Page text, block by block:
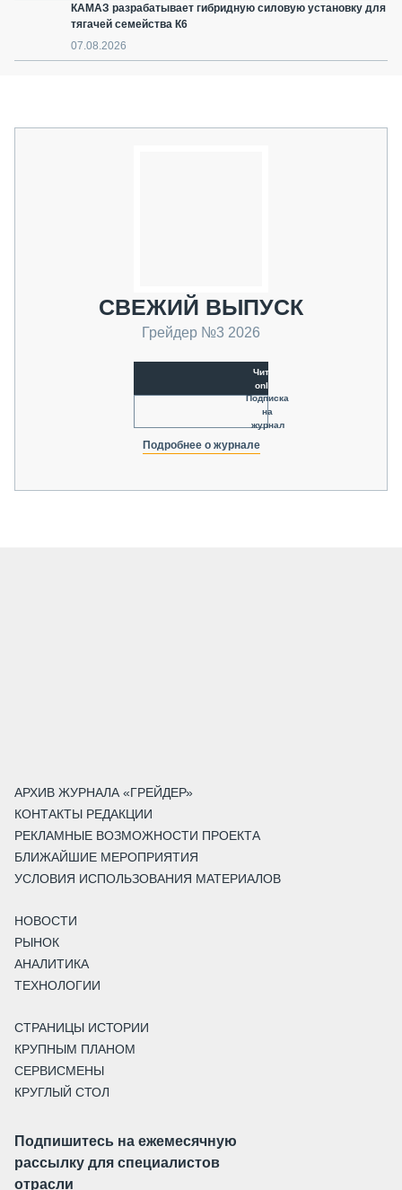
КАМАЗ разрабатывает гибридную силовую установку для
тягачей семейства К6
07.08.2026
СВЕЖИЙ ВЫПУСК
Грейдер №3 2026
Читать
online
Подписка
на
журнал
Подробнее о журнале
АРХИВ ЖУРНАЛА «ГРЕЙДЕР»
КОНТАКТЫ РЕДАКЦИИ
РЕКЛАМНЫЕ ВОЗМОЖНОСТИ ПРОЕКТА
БЛИЖАЙШИЕ МЕРОПРИЯТИЯ
УСЛОВИЯ ИСПОЛЬЗОВАНИЯ МАТЕРИАЛОВ
НОВОСТИ
РЫНОК
АНАЛИТИКА
ТЕХНОЛОГИИ
СТРАНИЦЫ ИСТОРИИ
КРУПНЫМ ПЛАНОМ
СЕРВИСМЕНЫ
КРУГЛЫЙ СТОЛ
Подпишитесь на ежемесячную
рассылку для специалистов
отрасли